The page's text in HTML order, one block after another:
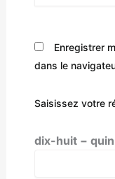
Enregistrer
dans le
Saisissez votre
dix-huit −